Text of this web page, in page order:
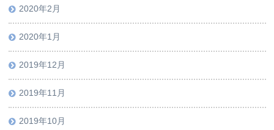
2020年2月
2020年1月
2019年12月
2019年11月
2019年10月